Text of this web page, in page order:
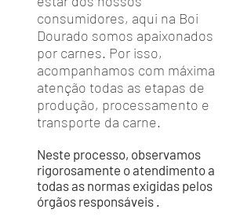
consumidores, aqui na Boi
Dourado somos apaixonados
por carnes. Por isso,
acompanhamos com máxima
atenção todas as etapas de
produção, processamento e
transporte da carne.
Neste processo, observamos
rigorosamente o atendimento a
todas as normas exigidas pelos
órgãos responsáveis .